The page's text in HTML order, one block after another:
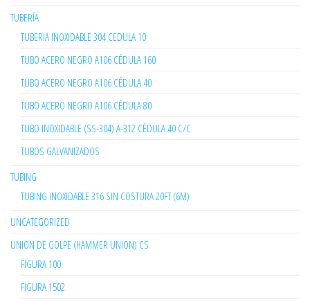
TUBERÍA
TUBERIA INOXIDABLE 304 CEDULA 10
TUBO ACERO NEGRO A106 CÉDULA 160
TUBO ACERO NEGRO A106 CÉDULA 40
TUBO ACERO NEGRO A106 CÉDULA 80
TUBO INOXIDABLE (SS-304) A-312 CÉDULA 40 C/C
TUBOS GALVANIZADOS
TUBING
TUBING INOXIDABLE 316 SIN COSTURA 20FT (6M)
UNCATEGORIZED
UNION DE GOLPE (HAMMER UNION) CS
FIGURA 100
FIGURA 1502